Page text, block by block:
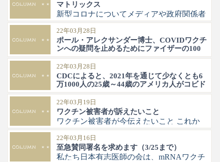
演会 in 仙台「自然に沿った子育て・暮ら
し・医学」 子供には病気を自分で治す力
がある お申し込みは下記からお願いしま
す。 https://nestsen
マトリックス
新型コロナについてメディアや政府関係者
から報道されたことがすべて嘘であったよ
うに、ウクライナについても同じプロパガ
ンダで作られた嘘である。 ジョン・F・ケ
ネディ大統領暗殺、その弟のロバート・ケ
ネディ
22年03月28日
ポール・アレクサンダー博士、COVIDワクチ
ンへの疑問を止めるためにファイザーの100
万ドルのオファーを拒否したと語る
ポール・アレクサンダー博士、COVIDワ
クチンへの疑問を止めるためにファイザー
の100万ドルのオファーを拒否したと語る
カナダの健康研究者で元トランプ政権関係
者は、『ファイザーは私に100万ドル＆月
22年03月28日
CDCによると、2021年を通じて少なくとも6
万1000人の25歳～44歳のアメリカ人がコビド
ワクチンによって死亡した
CDCによると、2021年を通じて少なくと
も6万1000人の25歳～44歳のアメリカ人が
コビドワクチンによって死亡した by the
exposé on March 26, 2022
22年03月19日
ワクチン被害者が訴えたいこと
ワクチン被害者が今伝えたいこと これか
らお子さんへワクチン接種を考えていらっ
しゃる親御さんへ このワクチンの怖さを
知ってください https://www.nicovide
22年03月16日
至急賛同署名を求めます（3/25まで）
私たち日本有志医師の会は、mRNAワクチ